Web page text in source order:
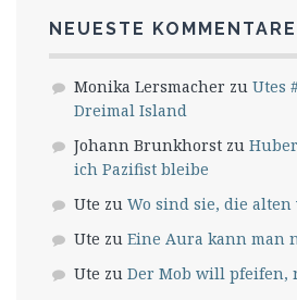
NEUESTE KOMMENTARE
Monika Lersmacher zu Utes
Dreimal Island
Johann Brunkhorst zu
ich Pazifist bleibe
Ute zu Wo sind sie, die
Ute zu Eine Aura kann man
Ute zu Der Mob will pfeifen,